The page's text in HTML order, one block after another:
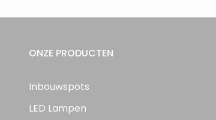
ONZE PRODUCTEN
Inbouwspots
LED Lampen